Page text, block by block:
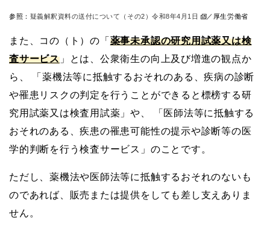
参照： 疑義解釈資料の送付について（その2）令和8年4月1日 ／厚生労働省
また、コの（ト）の「 薬事未承認の研究用試薬又は検
査サービス」とは、公衆衛生の向上及び増進の観点か
ら、 「薬機法等に抵触するおそれのある、疾病の診断
や罹患リスクの判定を行うことができると標榜する研
究用試薬又は検査用試薬」や、 「医師法等に抵触する
おそれのある、疾患の罹患可能性の提示や診断等の医
学的判断を行う検査サービス」のことです。
ただし、薬機法や医師法等に抵触するおそれのないも
のであれば、販売または提供をしても差し支えありま
せん。